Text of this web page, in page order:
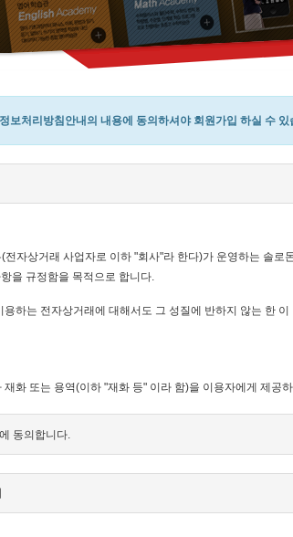
보처리방침안내의 내용에 동의하셔야 회원가입 하실 수 있
전자상거래 사업자로 이하 "회사"라 한다)가 운영하는 솔
을 규정함을 목적으로 합니다.
하는 전자상거래에 대해서도 그 성질에 반하지 않는 한 이
재화 또는 용역(이하 "재화 등" 이라 함)을 이용자에게 제
속하여 이 약관에 따라 "몰"이 제공하는 서비스를 받는 회
명 및 개정
동의합니다.